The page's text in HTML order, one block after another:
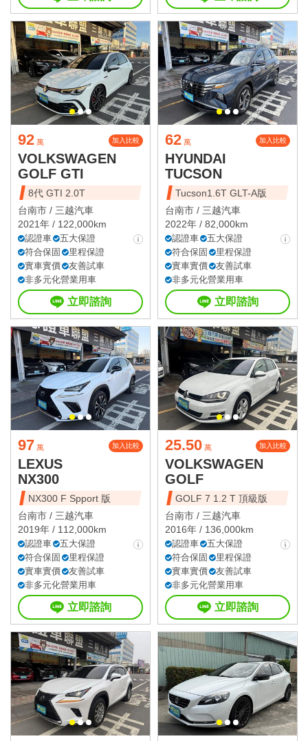
92 萬 加入比較
VOLKSWAGEN
GOLF GTI
8代 GTI 2.0T
台南市 / 三越汽車
2021年 / 122,000km
認證車
五大保證
符合保固
里程保證
實車實價
友善試車
非多元化營業用車
立即諮詢
62 萬 加入比較
HYUNDAI
TUCSON
Tucson1.6T GLT-A版
台南市 / 三越汽車
2022年 / 82,000km
認證車
五大保證
符合保固
里程保證
實車實價
友善試車
非多元化營業用車
立即諮詢
97 萬 加入比較
LEXUS
NX300
NX300 F Spport 版
台南市 / 三越汽車
2019年 / 112,000km
認證車
五大保證
符合保固
里程保證
實車實價
友善試車
非多元化營業用車
立即諮詢
25.50 萬 加入比較
VOLKSWAGEN
GOLF
GOLF 7 1.2 T 頂級版
台南市 / 三越汽車
2016年 / 136,000km
認證車
五大保證
符合保固
里程保證
實車實價
友善試車
非多元化營業用車
立即諮詢